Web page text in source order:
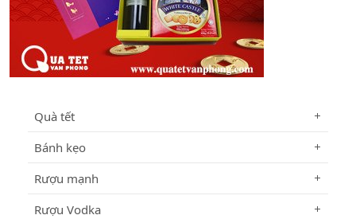
Quà tết
Bánh kẹo
Rượu mạnh
Rượu Vodka